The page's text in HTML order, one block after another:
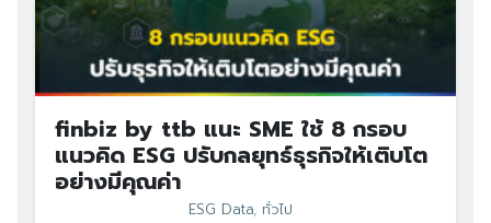
finbiz by ttb แนะ SME ใช้ 8 กรอบ
แนวคิด ESG ปรับกลยุทธ์ธุรกิจให้เติบโต
อย่างมีคุณค่า
ESG Data, ทั่วไป